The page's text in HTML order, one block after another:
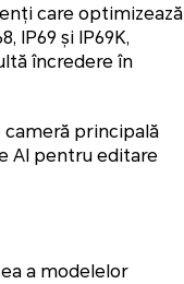
care optimizează
IP69 și IP69K,
încredere în
cameră principală
AI pentru editare
a modelelor